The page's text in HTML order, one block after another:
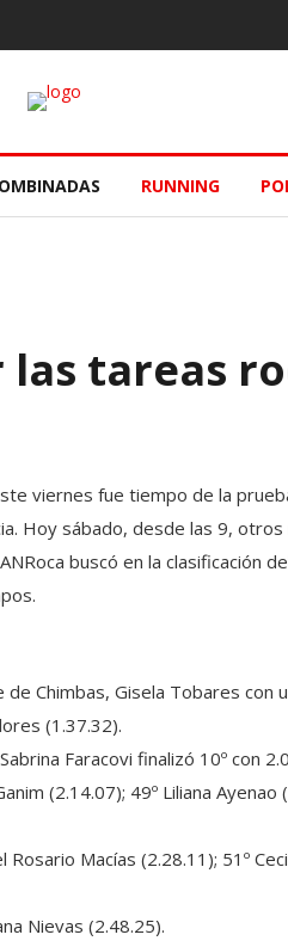
RUNNING
las tareas
viernes fue tiempo de la
Hoy sábado, desde las 9,
buscó en la clasificación
Chimbas, Gisela Tobares con
(1.37.32).
Faracovi finalizó 10º con
(2.14.07); 49º Liliana
Macías (2.28.11); 51º
Nievas (2.48.25).